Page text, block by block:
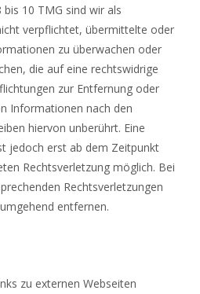
10 TMG sind wir als
verpflichtet, übermittelte oder
zu überwachen oder
die auf eine rechtswidrige
zur Entfernung oder
Informationen nach den
hiervon unberührt. Eine
jedoch erst ab dem Zeitpunkt
Rechtsverletzung möglich. Bei
Rechtsverletzungen
entfernen.
zu externen Webseiten